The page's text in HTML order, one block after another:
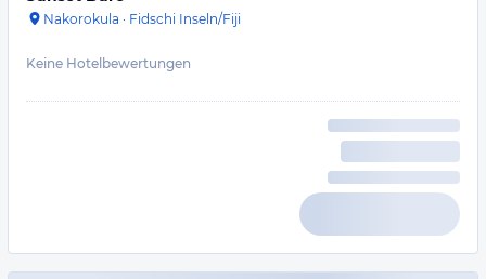
Nakorokula · Fidschi Inseln/Fiji
Keine Hotelbewertungen